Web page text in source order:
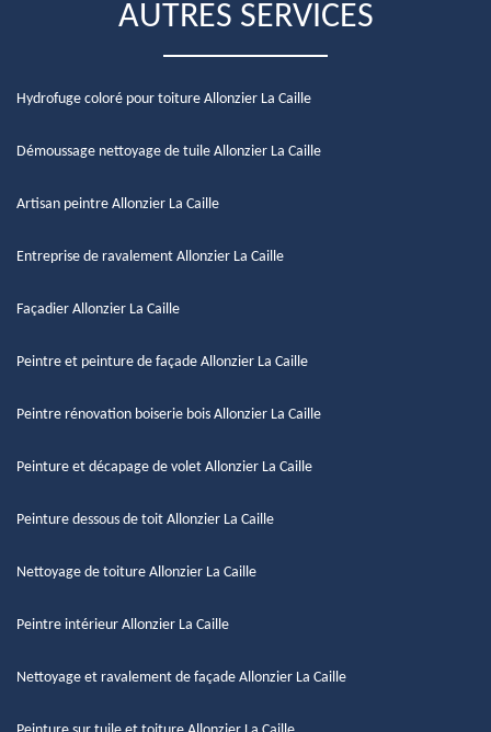
AUTRES SERVICES
Hydrofuge coloré pour toiture Allonzier La Caille
Démoussage nettoyage de tuile Allonzier La Caille
Artisan peintre Allonzier La Caille
Entreprise de ravalement Allonzier La Caille
Façadier Allonzier La Caille
Peintre et peinture de façade Allonzier La Caille
Peintre rénovation boiserie bois Allonzier La Caille
Peinture et décapage de volet Allonzier La Caille
Peinture dessous de toit Allonzier La Caille
Nettoyage de toiture Allonzier La Caille
Peintre intérieur Allonzier La Caille
Nettoyage et ravalement de façade Allonzier La Caille